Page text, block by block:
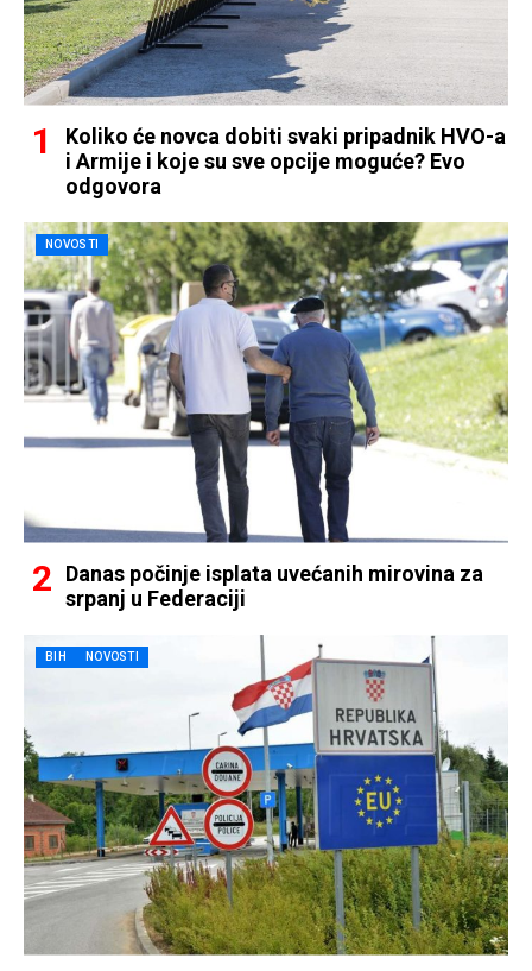
Koliko će novca dobiti svaki pripadnik HVO-a
i Armije i koje su sve opcije moguće? Evo
odgovora
NOVOSTI
Danas počinje isplata uvećanih mirovina za
srpanj u Federaciji
BIH NOVOSTI